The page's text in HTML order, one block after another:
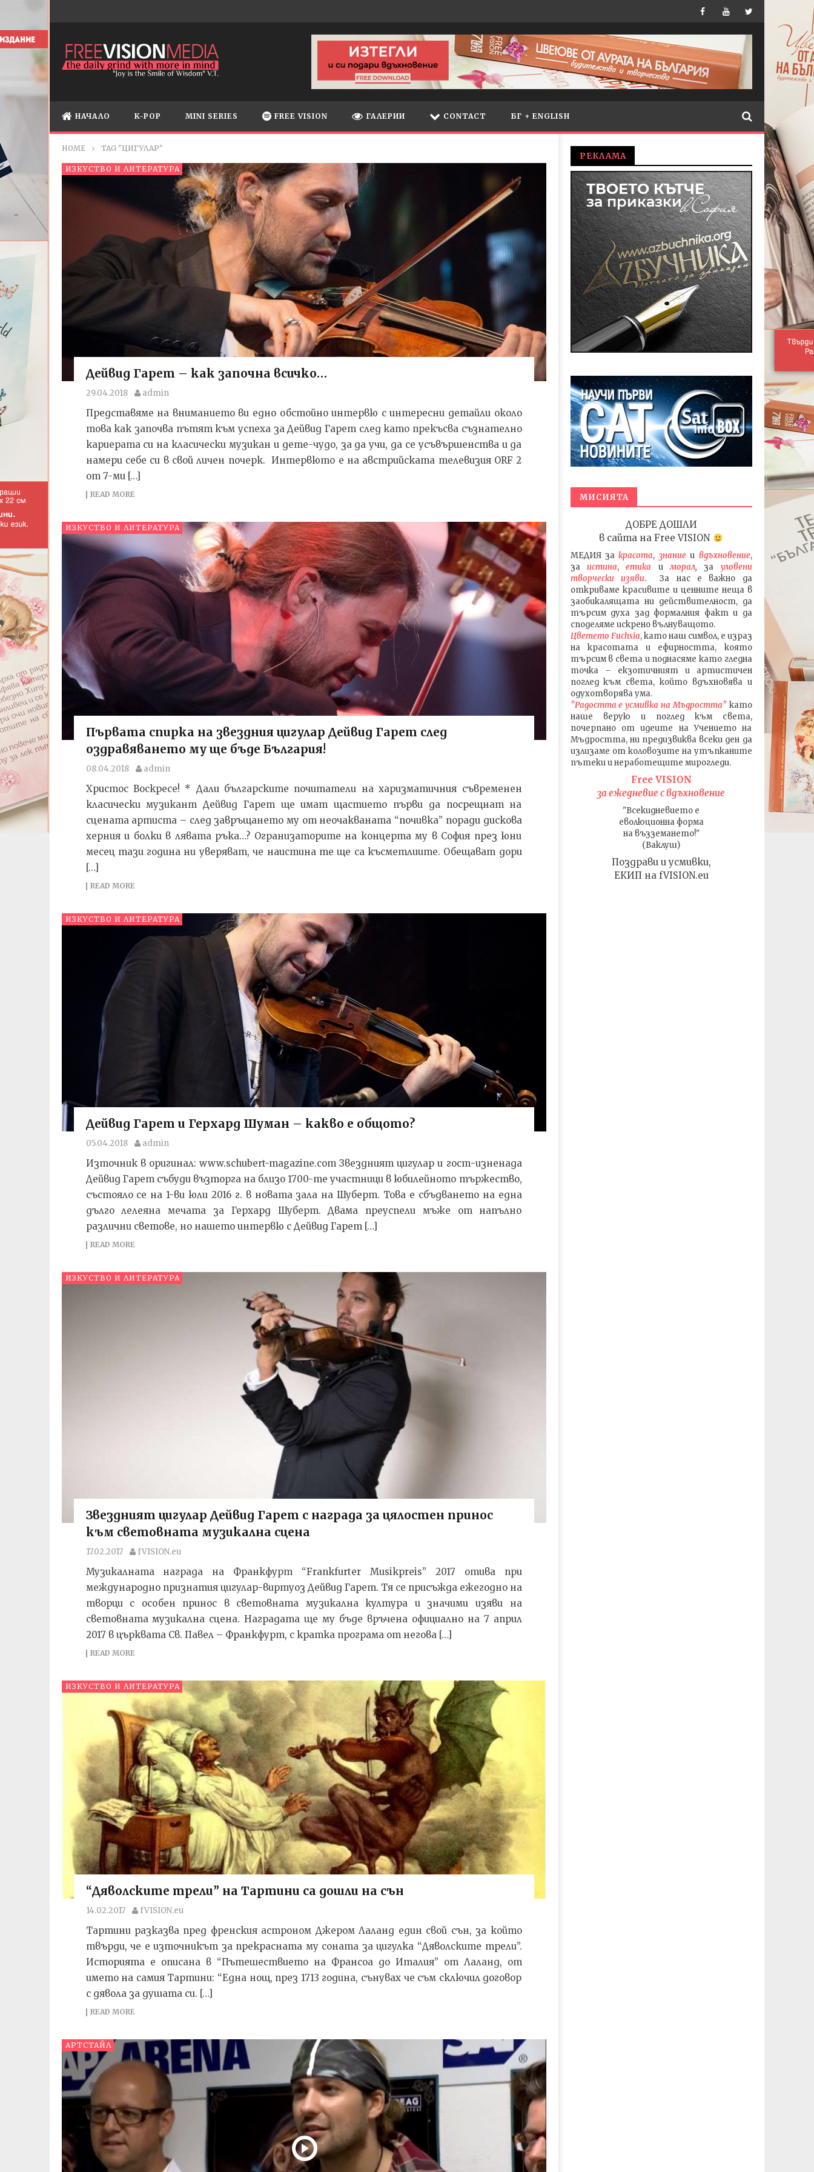
НАЧАЛО K-POP MINI SERIES FREE VISION ГАЛЕРИИ CONTACT БГ + ENGLISH
HOME TAG "ЦИГУЛАР"
ИЗКУСТВО И ЛИТЕРАТУРА
Дейвид Гарет – как започна всичко…
29.04.2018 admin
Представяме на вниманието ви едно обстойно интервю с интересни детайли около
това как започва пътят към успеха за Дейвид Гарет след като прекъсва съзнателно
кариерата си на класически музикан и дете-чудо, за да учи, да се усъвършенства и да
намери себе си в свой личен почерк. Интервюто е на австрийската телевизия ORF 2
от 7-ми […]
READ MORE
ИЗКУСТВО И ЛИТЕРАТУРА
Първата спирка на звездния цигулар Дейвид Гарет след
оздравяването му ще бъде България!
08.04.2018 admin
Христос Воскресе! * Дали българските почитатели на харизматичния съвременен
класически музикант Дейвид Гарет ще имат щастието първи да посрещнат на
сцената артиста – след завръщането му от неочакваната “почивка” поради дискова
херния и болки в лявата ръка…? Огранизаторите на концерта му в София през юни
месец тази година ни уверяват, че наистина те ще са късметлиите. Обещават дори
[…]
READ MORE
ИЗКУСТВО И ЛИТЕРАТУРА
Дейвид Гарет и Герхард Шуман – какво е общото?
05.04.2018 admin
Източник в оригинал: www.schubert-magazine.com Звездният цигулар и гост-изненада
Дейвид Гарет събуди възторга на близо 1700-те участници в юбилейното тържество,
състояло се на 1-ви юли 2016 г. в новата зала на Шуберт. Това е сбъдването на една
дълго лелеяна мечата за Герхард Шуберт. Двама преуспели мъже от напълно
различни светове, но нашето интервю с Дейвид Гарет […]
READ MORE
ИЗКУСТВО И ЛИТЕРАТУРА
Звездният цигулар Дейвид Гарет с награда за цялостен принос
към световната музикална сцена
17.02.2017 fVISION.eu
Музикалната награда на Франкфурт “Frankfurter Musikpreis” 2017 отива при
международно признатия цигулар-виртуоз Дейвид Гарет. Тя се присъжда ежегодно на
творци с особен принос в световната музикална култура и значими изяви на
световната музикална сцена. Наградата ще му бъде връчена официално на 7 април
2017 в църквата Св. Павел – Франкфурт, с кратка програма от негова […]
READ MORE
ИЗКУСТВО И ЛИТЕРАТУРА
“Дяволските трели” на Тартини са дошли на сън
14.02.2017 fVISION.eu
Тартини разказва пред френския астроном Джером Лаланд един свой сън, за който
твърди, че е източникът за прекрасната му соната за цигулка “Дяволските трели”.
Историята е описана в “Пътешествието на Франсоа до Италия” от Лаланд, от
името на самия Тартини: “Една нощ, през 1713 година, сънувах че съм сключил договор
с дявола за душата си. […]
READ MORE
АРТСТАЙЛ
РЕКЛАМА
МИСИЯТА
ДОБРЕ ДОШЛИ
в сайта наFree VISION
МЕДИЯзакрасота, знаниеи вдъхновение,
за истина,етика иморал, за уловени
творчески изяви. За нас е важно да
откриваме красивите и ценните неща в
заобикалящата ни действителност, да
търсим духа зад формалния факт и да
споделяме искрено вълнуващото.
Цветето Fuchsia, като наш символ, е израз
на красотата и ефирността, която
търсим в света и поднасяме като гледна
точка – екзотичният и артистичен
поглед към света, който вдъхновява и
одухотворява ума.
"Радостта е усмивка на Мъдростта"като
наше верую и поглед към света,
почерпано от идеите на Учението на
Мъдростта,ни предизвиква всеки ден да
излизаме от коловозите на утъпканите
пътеки и неработещите мирогледи.
Free VISION
за ежедневие с вдъхновение
"Всекидневието е
еволюционна форма
на възземането!"
(Ваклуш)
Поздрави и усмивки,
ЕКИП на fVISION.eu